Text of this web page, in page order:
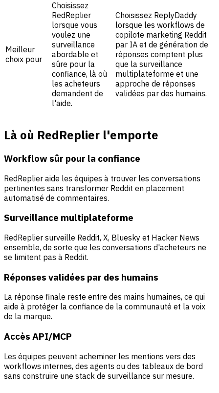
Meilleur
choix pour
Choisissez
RedReplier
lorsque vous
voulez une
surveillance
abordable et
sûre pour la
confiance, là où
les acheteurs
demandent de
l'aide.
Choisissez ReplyDaddy
lorsque les workflows de
copilote marketing Reddit
par IA et de génération de
réponses comptent plus
que la surveillance
multiplateforme et une
approche de réponses
validées par des humains.
Là où RedReplier l'emporte
Workflow sûr pour la confiance
RedReplier aide les équipes à trouver les conversations
pertinentes sans transformer Reddit en placement
automatisé de commentaires.
Surveillance multiplateforme
RedReplier surveille Reddit, X, Bluesky et Hacker News
ensemble, de sorte que les conversations d'acheteurs ne
se limitent pas à Reddit.
Réponses validées par des humains
La réponse finale reste entre des mains humaines, ce qui
aide à protéger la confiance de la communauté et la voix
de la marque.
Accès API/MCP
Les équipes peuvent acheminer les mentions vers des
workflows internes, des agents ou des tableaux de bord
sans construire une stack de surveillance sur mesure.